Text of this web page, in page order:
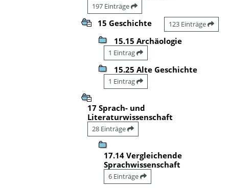
197 Einträge
15 Geschichte 123 Einträge
15.15 Archäologie
1 Eintrag
15.25 Alte Geschichte
1 Eintrag
17 Sprach- und
Literaturwissenschaft
28 Einträge
17.14 Vergleichende
Sprachwissenschaft
6 Einträge